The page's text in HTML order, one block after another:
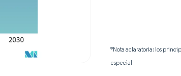
*Nota aclaratoria: los
especial